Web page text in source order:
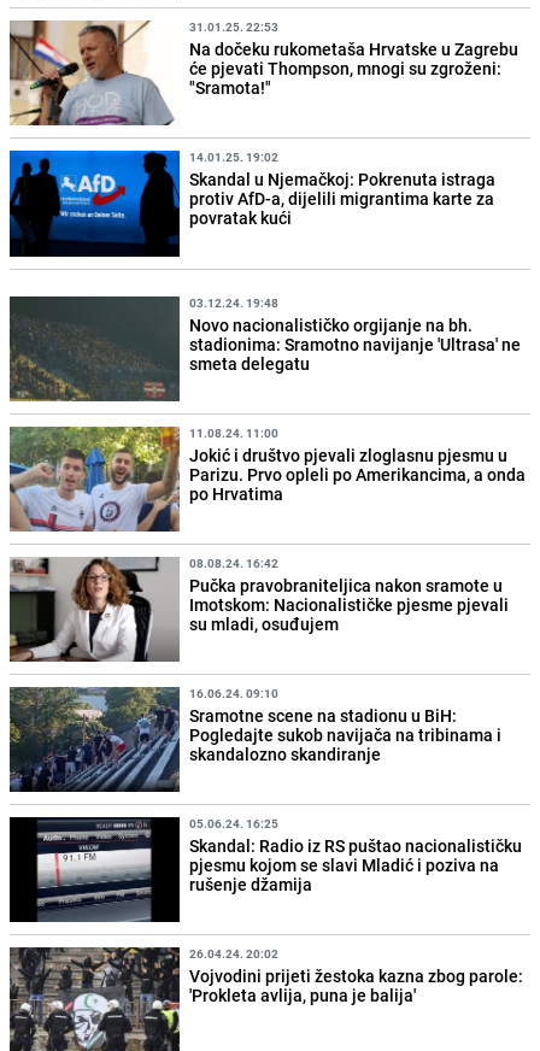
31.01.25. 22:53
Na dočeku rukometaša Hrvatske u Zagrebu
će pjevati Thompson, mnogi su zgroženi:
"Sramota!"
14.01.25. 19:02
Skandal u Njemačkoj: Pokrenuta istraga
protiv AfD-a, dijelili migrantima karte za
povratak kući
03.12.24. 19:48
Novo nacionalističko orgijanje na bh.
stadionima: Sramotno navijanje 'Ultrasa' ne
smeta delegatu
11.08.24. 11:00
Jokić i društvo pjevali zloglasnu pjesmu u
Parizu. Prvo opleli po Amerikancima, a onda
po Hrvatima
08.08.24. 16:42
Pučka pravobraniteljica nakon sramote u
Imotskom: Nacionalističke pjesme pjevali
su mladi, osuđujem
16.06.24. 09:10
Sramotne scene na stadionu u BiH:
Pogledajte sukob navijača na tribinama i
skandalozno skandiranje
05.06.24. 16:25
Skandal: Radio iz RS puštao nacionalističku
pjesmu kojom se slavi Mladić i poziva na
rušenje džamija
26.04.24. 20:02
Vojvodini prijeti žestoka kazna zbog parole:
'Prokleta avlija, puna je balija'